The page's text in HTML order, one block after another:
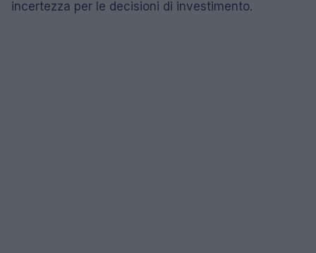
incertezza per le decisioni di investimento.